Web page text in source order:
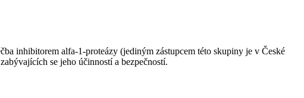
inhibitorem alfa-1-proteázy (jediným zástupcem této skupiny je v České
se jeho účinností a bezpečností.